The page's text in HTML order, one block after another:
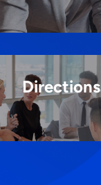
Directions